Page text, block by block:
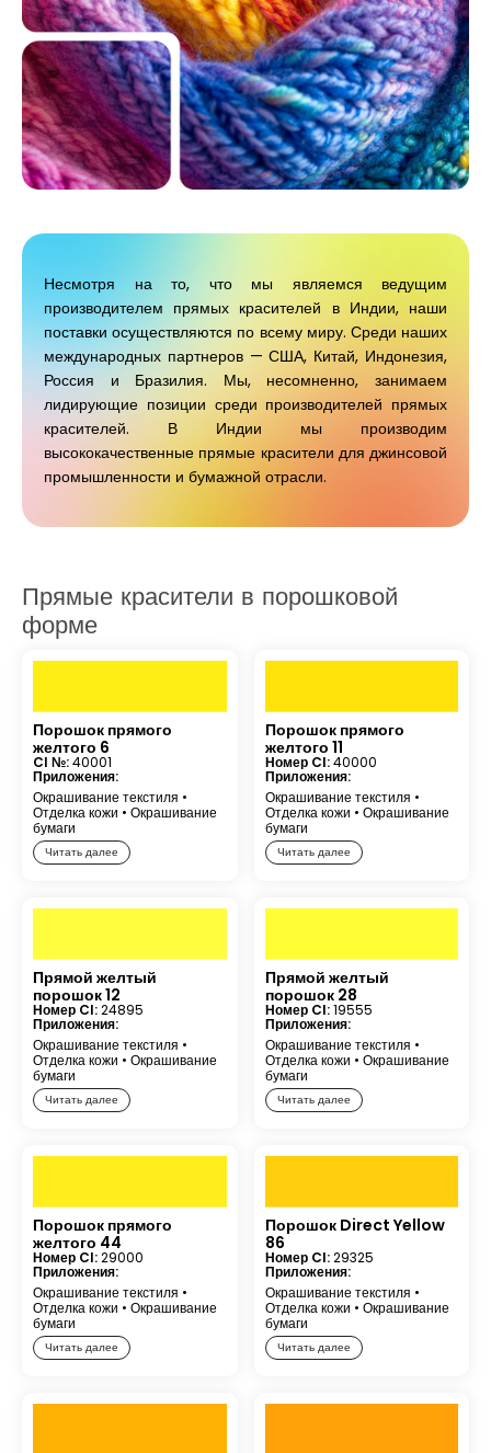
Несмотря на то, что мы являемся ведущим
производителем прямых красителей в Индии, наши
поставки осуществляются по всему миру. Среди наших
международных партнеров — США, Китай, Индонезия,
Россия и Бразилия. Мы, несомненно, занимаем
лидирующие позиции среди производителей прямых
красителей. В Индии мы производим
высококачественные прямые красители для джинсовой
промышленности и бумажной отрасли.
Прямые красители в порошковой
форме
Порошок прямого
желтого 6
CI №:40001
Приложения:
Окрашивание текстиля •
Отделка кожи • Окрашивание
бумаги
Читать далее
Порошок прямого
желтого 11
Номер CI:40000
Приложения:
Окрашивание текстиля •
Отделка кожи • Окрашивание
бумаги
Читать далее
Прямой желтый
порошок 12
Номер CI:24895
Приложения:
Окрашивание текстиля •
Отделка кожи • Окрашивание
бумаги
Читать далее
Прямой желтый
порошок 28
Номер CI:19555
Приложения:
Окрашивание текстиля •
Отделка кожи • Окрашивание
бумаги
Читать далее
Порошок прямого
желтого 44
Номер CI:29000
Приложения:
Окрашивание текстиля •
Отделка кожи • Окрашивание
бумаги
Читать далее
Порошок Direct Yellow
86
Номер CI:29325
Приложения:
Окрашивание текстиля •
Отделка кожи • Окрашивание
бумаги
Читать далее